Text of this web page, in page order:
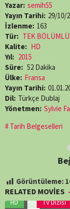
Yazar: semih55
Yayın Tarihi: 29/10/
İzlenme: 163
Tür: TEK
Kalite: HD
Yıl: 2015
Süre: 52 Dakika
Ülke: Fransa
Yayın Tarihi:
Dil: Türkçe Dublaj
Yönetmen: Sylvie
Tarih Belgeselleri
Görüntüleme:
RELATED MOVIES
7.0 47 min
HD TV Dizisi